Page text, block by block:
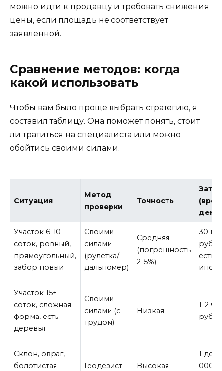
можно идти к продавцу и требовать снижения
цены, если площадь не соответствует
заявленной.
Сравнение методов: когда
какой использовать
Чтобы вам было проще выбрать стратегию, я
составил таблицу. Она поможет понять, стоит
ли тратиться на специалиста или можно
обойтись своими силами.
Ситуация
Метод
проверки
Точность
Участок 6-10
соток, ровный,
прямоугольный,
забор новый
Своими
силами
(рулетка/
дальномер)
Средняя
(погрешность
2-5%)
30
руб.
есть
Участок 15+
соток, сложная
форма, есть
деревья
Своими
силами (с
трудом)
Низкая
1-2
руб.
Склон, овраг,
болотистая
Геодезист Высокая
1
000 –